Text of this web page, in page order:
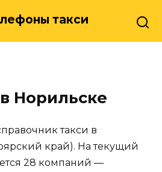
такси
Норильске
такси в
край). На текущий
28 компаний —